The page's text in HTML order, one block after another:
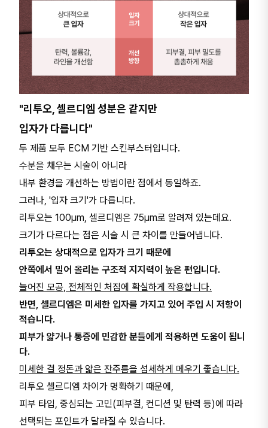
"리투오, 셀르디엠 성분은 같지만
입자가 다릅니다"
두 제품 모두 ECM 기반 스킨부스터입니다.
수분을 채우는 시술이 아니라
내부 환경을 개선하는 방법이란 점에서 동일하죠.
그러나, '입자 크기'가 다릅니다.
리투오는 100μm, 셀르디엠은 75μm로 알려져 있는데요.
크기가 다르다는 점은 시술 시 큰 차이를 만들어냅니다.
리투오는 상대적으로 입자가 크기 때문에
안쪽에서 밀어 올리는 구조적 지지력이 높은 편입니다.
늘어진 모공, 전체적인 처짐에 확실하게 작용합니다.
반면, 셀르디엠은 미세한 입자를 가지고 있어 주입 시 저항이
적습니다.
피부가 얇거나 통증에 민감한 분들에게 적용하면 도움이 됩니
다.
미세한 결 정돈과 얇은 잔주름을 섬세하게 메우기 좋습니다.
리투오 셀르디엠 차이가 명확하기 때문에,
피부 타입, 중심되는 고민(피부결, 컨디션 및 탄력 등)에 따라
선택되는 포인트가 달라질 수 있습니다.